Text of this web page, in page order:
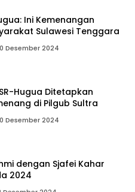
Ini Kemenangan
Sulawesi Tenggara
Desember 2024
Hugua Ditetapkan
di Pilgub Sultra
Desember 2024
dengan Sjafei Kahar
2024